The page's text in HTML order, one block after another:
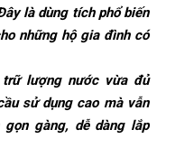
là dùng tích phổ biến
những hộ gia đình có
lượng nước vừa đủ
sử dụng cao mà vẫn
gàng, dễ dàng lắp